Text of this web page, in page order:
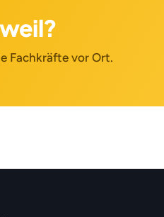
Fachkräfte vor Ort.